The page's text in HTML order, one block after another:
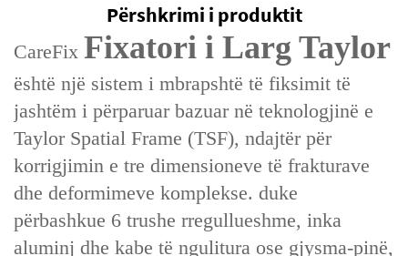
Përshkrimi i produktit
CareFix Fixatori i Larg Taylor
është një sistem i mbrapshtë të fiksimit të
jashtëm i përparuar bazuar në teknologjinë e
Taylor Spatial Frame (TSF), ndajtër për
korrigjimin e tre dimensioneve të frakturave
dhe deformimeve komplekse. duke
përbashkue 6 trushe rregullueshme, inka
aluminj dhe kabe të ngulitura ose gjysma-pinë,